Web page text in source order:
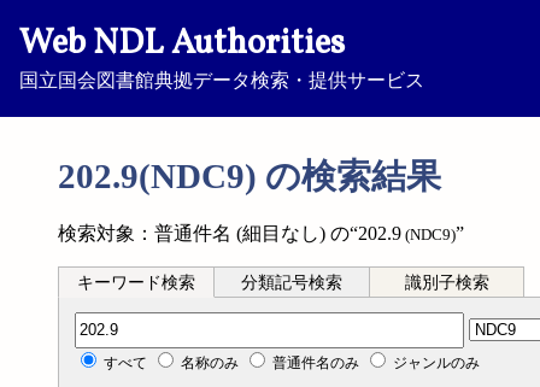
Web NDL Authorities
国立国会図書館典拠データ検索・提供サービス
202.9(NDC9) の検索結果
検索対象：普通件名 (細目なし) の“202.9 (NDC9)”
キーワード検索 分類記号検索 識別子検索
分類記号検索
すべて 名称のみ 普通件名のみ ジャンルのみ